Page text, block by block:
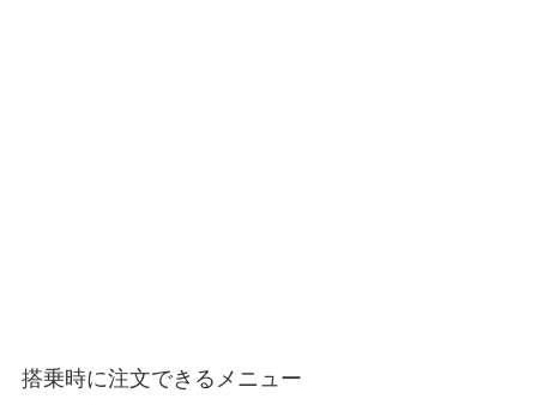
搭乗時に注文できるメニュー